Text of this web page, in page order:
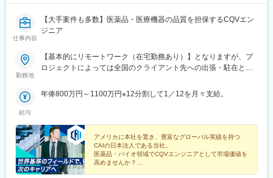
仕事内容
【大手案件も多数】医薬品・医療機器の品質を担保するCQVエン
ジニア
勤務地
【基本的にリモートワーク（在宅勤務あり）】となりますが、プ
ロジェクトによっては全国のクライアント先への出張・駐在とな
慮の上決定いたします。
給与
年俸800万円～1100万円※12分割して1／12を月々支給。
アメリカに本社を置き、豊富なグローバル実績を持つ
CAIの日本法人である当社。
医薬品・バイオ領域でCQVエンジニアとして市場価値を
高めませんか？